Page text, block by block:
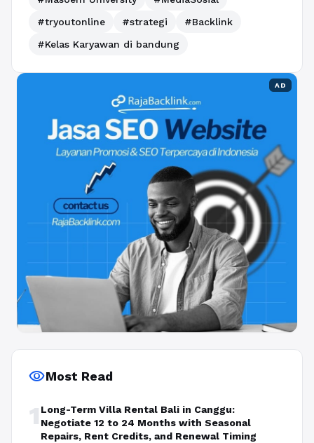
#tryoutonline
#strategi
#Backlink
#Kelas Karyawan di bandung
AD
visibilityMost Read
1 Long-Term Villa Rental Bali in Canggu:
Negotiate 12 to 24 Months with Seasonal
Repairs, Rent Credits, and Renewal Timing